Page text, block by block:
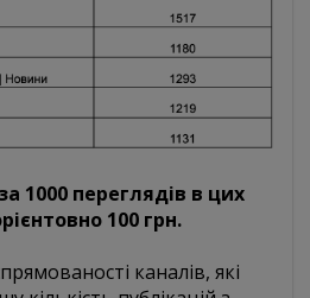
1000 переглядів в цих
100 грн.
каналів, які